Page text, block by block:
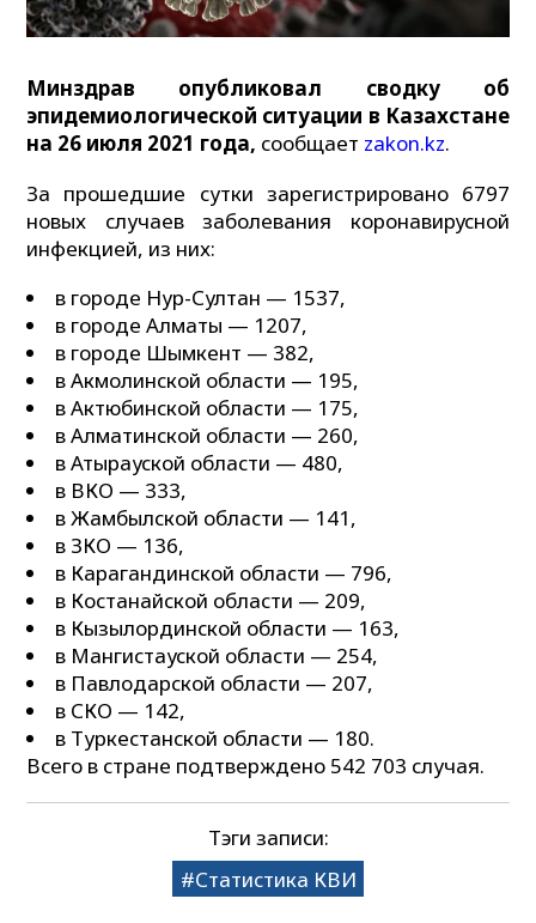
Минздрав опубликовал сводку об
эпидемиологической ситуации в Казахстане
на 26 июля 2021 года, сообщает zakon.kz.
За прошедшие сутки зарегистрировано 6797
новых случаев заболевания коронавирусной
инфекцией, из них:⠀
в городе Нур-Султан — 1537,
в городе Алматы — 1207,
в городе Шымкент — 382,
в Акмолинской области — 195,
в Актюбинской области — 175,
в Алматинской области — 260,
в Атырауской области — 480,
в ВКО — 333,
в Жамбылской области — 141,
в ЗКО — 136,
в Карагандинской области — 796,
в Костанайской области — 209,
в Кызылординской области — 163,
в Мангистауской области — 254,
в Павлодарской области — 207,
в СКО — 142,
в Туркестанской области — 180.
Всего в стране подтверждено 542 703 случая.
Тэги записи:
Статистика КВИ